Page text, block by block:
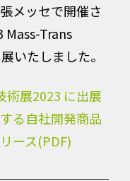
メッセで開催さ
Mass-Trans
いたしました。
術展2023 に出展
る自社開発商品
ース(PDF)